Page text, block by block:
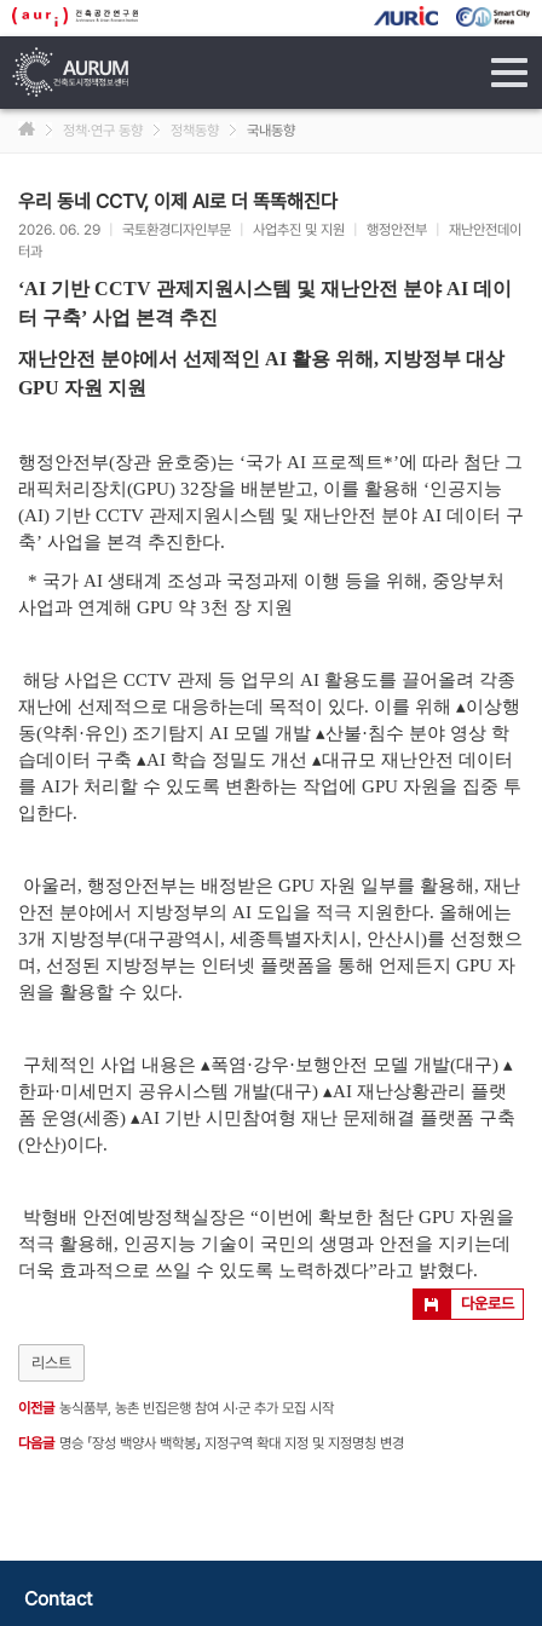
정책·연구 동향 정책동향 국내동향
우리 동네 CCTV, 이제 AI로 더 똑똑해진다
2026. 06. 29 국토환경디자인부문 사업추진 및 지원 행정안전부
재난안전데이
터과
‘AI 기반 CCTV 관제지원시스템 및 재난안전 분야 AI 데이
터 구축’ 사업 본격 추진
재난안전 분야에서 선제적인 AI 활용 위해, 지방정부 대상
GPU 자원 지원
행정안전부(장관 윤호중)는 ‘국가 AI 프로젝트*’에 따라 첨단 그
래픽처리장치(GPU) 32장을 배분받고, 이를 활용해 ‘인공지능
(AI) 기반 CCTV 관제지원시스템 및 재난안전 분야 AI 데이터 구
축’ 사업을 본격 추진한다.
* 국가 AI 생태계 조성과 국정과제 이행 등을 위해, 중앙부처
사업과 연계해 GPU 약 3천 장 지원
해당 사업은 CCTV 관제 등 업무의 AI 활용도를 끌어올려 각종
재난에 선제적으로 대응하는데 목적이 있다. 이를 위해 ▴이상행
동(약취·유인) 조기탐지 AI 모델 개발 ▴산불·침수 분야 영상 학
습데이터 구축 ▴AI 학습 정밀도 개선 ▴대규모 재난안전 데이터
를 AI가 처리할 수 있도록 변환하는 작업에 GPU 자원을 집중 투
입한다.
아울러, 행정안전부는 배정받은 GPU 자원 일부를 활용해, 재난
안전 분야에서 지방정부의 AI 도입을 적극 지원한다. 올해에는
3개 지방정부(대구광역시, 세종특별자치시, 안산시)를 선정했으
며, 선정된 지방정부는 인터넷 플랫폼을 통해 언제든지 GPU 자
원을 활용할 수 있다.
구체적인 사업 내용은 ▴폭염·강우·보행안전 모델 개발(대구) ▴
한파·미세먼지 공유시스템 개발(대구) ▴AI 재난상황관리 플랫
폼 운영(세종) ▴AI 기반 시민참여형 재난 문제해결 플랫폼 구축
(안산)이다.
박형배 안전예방정책실장은 “이번에 확보한 첨단 GPU 자원을
적극 활용해, 인공지능 기술이 국민의 생명과 안전을 지키는데
더욱 효과적으로 쓰일 수 있도록 노력하겠다”라고 밝혔다.
다운로드
리스트
이전글 농식품부, 농촌 빈집은행 참여 시·군 추가 모집 시작
다음글 명승 「장성 백양사 백학봉」 지정구역 확대 지정 및 지정명칭 변경
Contact